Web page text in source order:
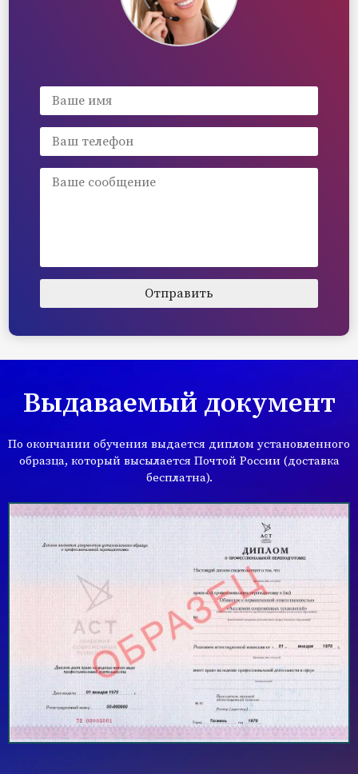
Выдаваемый документ
По окончании обучения выдается диплом установленного
образца, который высылается Почтой России (доставка
бесплатна).